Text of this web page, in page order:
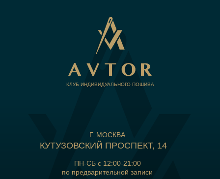
КЛУБ ИНДИВИДУАЛЬНОГО ПОШИВА
Г. МОСКВА
КУТУЗОВСКИЙ ПРОСПЕКТ, 14
ПН-СБ с 12:00-21:00
по предварительной записи